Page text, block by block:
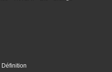
Définition